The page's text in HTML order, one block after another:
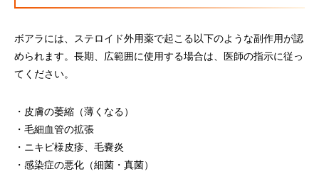
ボアラには、ステロイド外用薬で起こる以下のような副作用が認
められます。長期、広範囲に使用する場合は、医師の指示に従っ
てください。
・皮膚の萎縮（薄くなる）
・毛細血管の拡張
・ニキビ様皮疹、毛嚢炎
・感染症の悪化（細菌・真菌）